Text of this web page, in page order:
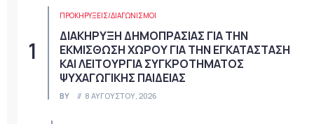
ΠΡΟΚΗΡΎΞΕΙΣ/ΔΙΑΓΩΝΙΣΜΟΊ
ΔΙΑΚΗΡΥΞΗ ΔΗΜΟΠΡΑΣΙΑΣ ΓΙΑ ΤΗΝ
ΕΚΜΙΣΘΩΣΗ ΧΩΡΟΥ ΓΙΑ ΤΗΝ ΕΓΚΑΤΑΣΤΑΣΗ
ΚΑΙ ΛΕΙΤΟΥΡΓΙΑ ΣΥΓΚΡΟΤΗΜΑΤΟΣ
ΨΥΧΑΓΩΓΙΚΗΣ ΠΑΙΔΕΙΑΣ
BY 8 ΑΥΓΟΎΣΤΟΥ, 2026